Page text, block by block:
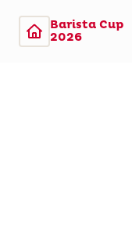
Barista Cup
2026